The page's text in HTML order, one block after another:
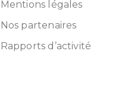
Mentions légales
Nos partenaires
Rapports d’activité